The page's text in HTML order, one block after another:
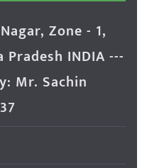
Zone - 1,
Pradesh INDIA ---
Mr. Sachin